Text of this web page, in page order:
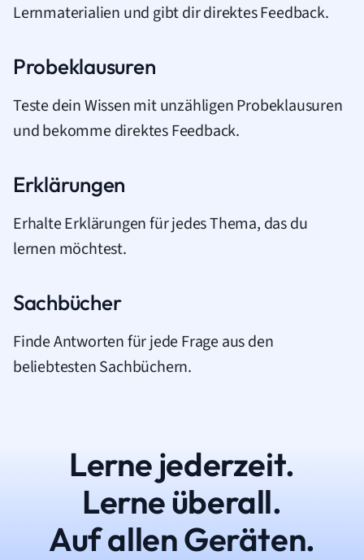
Lernmaterialien und gibt dir direktes Feedback.
Probeklausuren
Teste dein Wissen mit unzähligen Probeklausuren
und bekomme direktes Feedback.
Erklärungen
Erhalte Erklärungen für jedes Thema, das du
lernen möchtest.
Sachbücher
Finde Antworten für jede Frage aus den
beliebtesten Sachbüchern.
Lerne jederzeit.
Lerne überall.
Auf allen Geräten.